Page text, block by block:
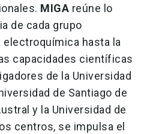
MIGA reúne lo
de cada grupo
hasta la
capacidades científicas
de la Universidad
de Santiago de
y la Universidad de
centros, se impulsa el